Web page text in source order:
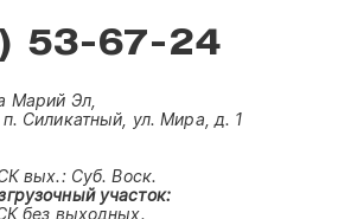
53-67-24
Марий Эл,
Силикатный, ул. Мира, д. 1
вых.: Суб. Воск.
участок:
без выходных.